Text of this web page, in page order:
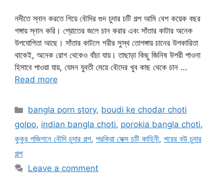
নদীতে স্নান করতে গিয়ে বৌদির গুদ চুদার চটি গল্প আমি বেশ কয়েক বছর
গঙ্গায় স্নান করি। শ্রোতের জলে চান করার এবং সাঁতার কাটার অনেক
উপযোগিতা আছে। সাঁতার কাটলে শরীর সুস্থ তোগঙ্গায় চানের উপকারিতা
থাকেই, অনেক রোগ থেকেও বাঁচা যায়। তাছাড়া কিছু জিনিষ উপরী পাওনা
হিসাবে পাওয়া যায়, যেমন যুবতী মেয়ে বৌদের খুব কাছ থেকে চান …
Read more
Categories
bangla porn story, boudi ke chodar choti
golpo, indian bangla choti, porokia bangla choti,
কুকুর পজিশনে বৌদি চুদার গল্প, পরকিয়া সেক্স চটি কাহিনী, পরের বউ চুদার
গল্প
Leave a comment